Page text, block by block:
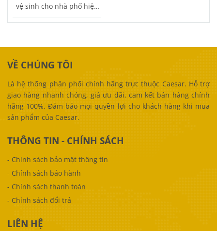
vệ sinh cho nhà phố hiện
VỀ CHÚNG TÔI
Là hệ thống phân phối chính hãng trực thuộc Caesar. Hỗ trợ
giao hàng nhanh chóng, giá ưu đãi, cam kết bán hàng chính
hãng 100%. Đảm bảo mọi quyền lợi cho khách hàng khi mua
sản phẩm của Caesar.
THÔNG TIN - CHÍNH SÁCH
- Chính sách bảo mật thông tin
- Chính sách bảo hành
- Chính sách thanh toán
- Chính sách đổi trả
LIÊN HỆ